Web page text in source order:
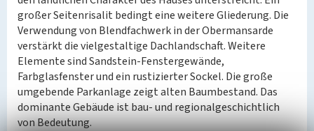
großer Seitenrisalit bedingt eine weitere Gliederung. Die
Verwendung von Blendfachwerk in der Obermansarde
verstärkt die vielgestaltige Dachlandschaft. Weitere
Elemente sind Sandstein-Fenstergewände,
Farbglasfenster und ein rustizierter Sockel. Die große
umgebende Parkanlage zeigt alten Baumbestand. Das
dominante Gebäude ist bau- und regionalgeschichtlich
von Bedeutung.